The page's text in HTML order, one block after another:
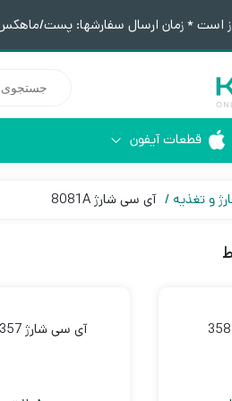
ارسال سفارشها: پست/ماهکس ١٢:٣٠ / تیپاکس
محصولات
ابزار لحیم کاری
قطعات آیفون
آیفون 6 و تغذیه آی سی شارژ 8081A
آی سی شارژ SMB1357